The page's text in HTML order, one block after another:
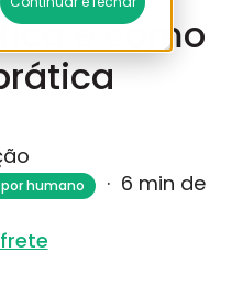
e como
humano · 6 min de